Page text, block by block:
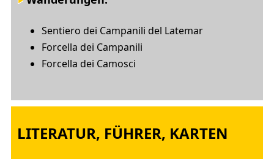
Sentiero dei Campanili del Latemar
Forcella dei Campanili
Forcella dei Camosci
LITERATUR, FÜHRER, KARTEN